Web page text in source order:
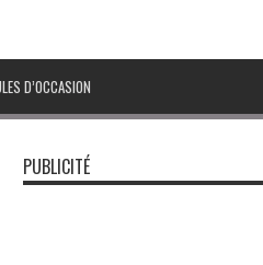
D’OCCASION
PUBLICITÉ